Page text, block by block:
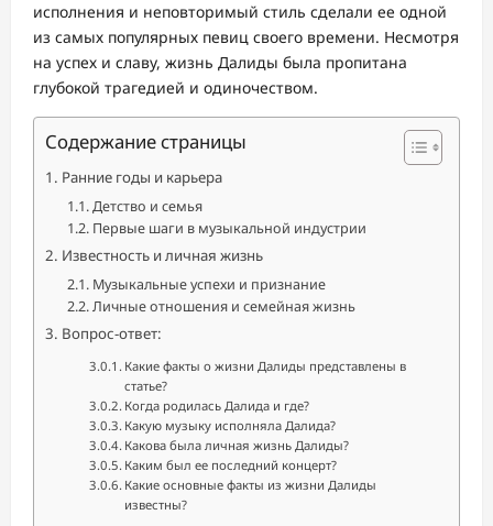
исполнения и неповторимый стиль сделали ее одной
из самых популярных певиц своего времени. Несмотря
на успех и славу, жизнь Далиды была пропитана
глубокой трагедией и одиночеством.
Содержание страницы
Ранние годы и карьера
Детство и семья
Первые шаги в музыкальной индустрии
Известность и личная жизнь
Музыкальные успехи и признание
Личные отношения и семейная жизнь
Вопрос-ответ:
Какие факты о жизни Далиды представлены в
статье?
Когда родилась Далида и где?
Какую музыку исполняла Далида?
Какова была личная жизнь Далиды?
Каким был ее последний концерт?
Какие основные факты из жизни Далиды
известны?